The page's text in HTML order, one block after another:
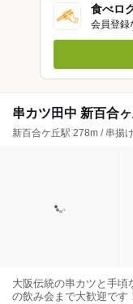
食べロ
会員登録
串カツ田中 新百合
新百合ケ丘駅 278m / 串揚
大阪伝統の串カツと手頃
の飲み会まで大歓迎です！